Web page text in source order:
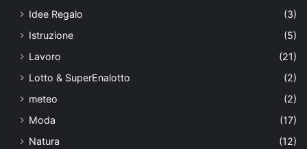
Idee Regalo
(3)
Istruzione
(5)
Lavoro
(21)
Lotto & SuperEnalotto
(2)
meteo
(2)
Moda
(17)
Natura
(12)